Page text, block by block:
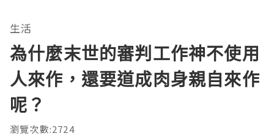
生活
為什麼末世的審判工作神不使用
人來作，還要道成肉身親自來作
呢？
瀏覽次數:2724